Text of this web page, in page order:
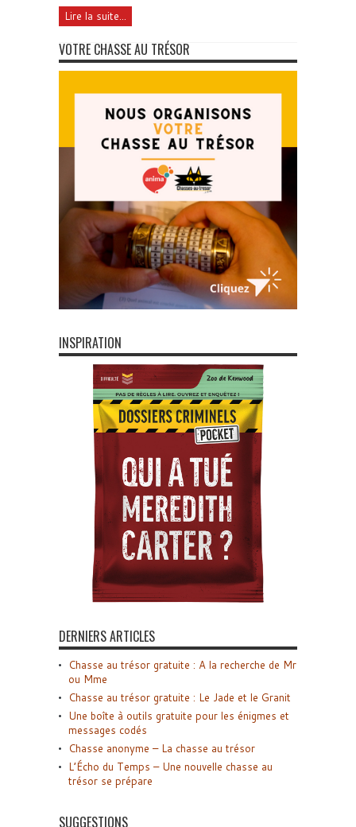
Lire la suite...
VOTRE CHASSE AU TRÉSOR
INSPIRATION
DERNIERS ARTICLES
Chasse au trésor gratuite : A la recherche de Mr
ou Mme
Chasse au trésor gratuite : Le Jade et le Granit
Une boîte à outils gratuite pour les énigmes et
messages codés
Chasse anonyme – La chasse au trésor
L’Écho du Temps – Une nouvelle chasse au
trésor se prépare
SUGGESTIONS